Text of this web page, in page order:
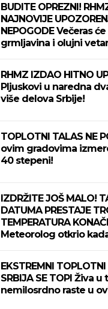
BUDITE OPREZNI!
NAJNOVIJE
NEPOGODE Večeras
grmljavina i olujni
RHMZ IZDAO HITNO
Pljuskovi u naredna
više delova Srbije!
TOPLOTNI TALAS NE
ovim gradovima
40 stepeni!
IZDRŽITE JOŠ MALO!
DATUMA PRESTAJE
TEMPERATURA
Meteorolog otkrio
EKSTREMNI
SRBIJA SE TOPI Živa
nemilosrdno raste u